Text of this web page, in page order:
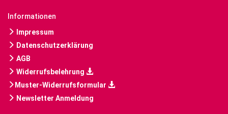
Informationen
Impressum
Datenschutzerklärung
AGB
Widerrufsbelehrung
Muster-Widerrufsformular
Newsletter Anmeldung